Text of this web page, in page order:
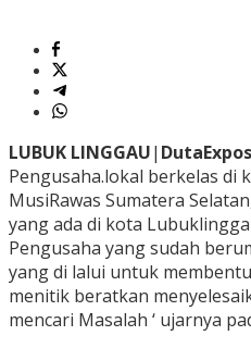
LUBUK LINGGAU|
Pengusaha.lokal berkelas di
MusiRawas Sumatera
yang ada di kota
Pengusaha yang sudah
yang di lalui untuk
menitik beratkan
mencari Masalah ‘ ujarnya